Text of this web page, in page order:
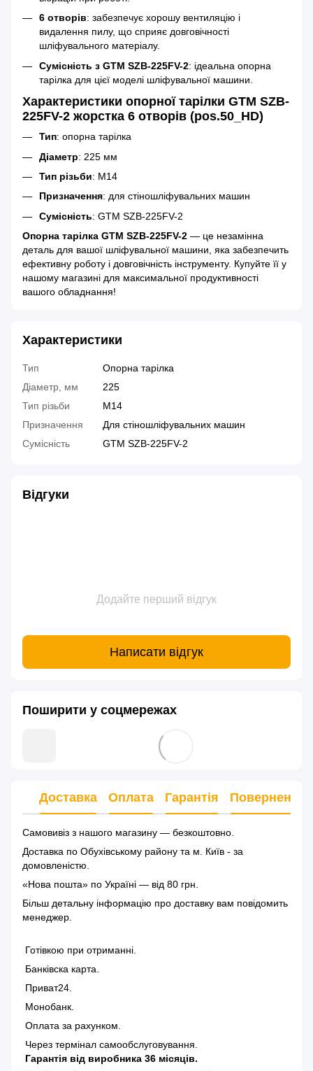
6 отворів: забезпечує хорошу вентиляцію і
видалення пилу, що сприяє довговічності
шліфувального матеріалу.
Сумісність з GTM SZB-225FV-2: ідеальна опорна
тарілка для цієї моделі шліфувальної машини.
Характеристики опорної тарілки GTM SZB-
225FV-2 жорстка 6 отворів (pos.50_HD)
Тип: опорна тарілка
Діаметр: 225 мм
Тип різьби: M14
Призначення: для стіношліфувальних машин
Сумісність: GTM SZB-225FV-2
Опорна тарілка GTM SZB-225FV-2 — це незамінна
деталь для вашої шліфувальної машини, яка забезпечить
ефективну роботу і довговічність інструменту. Купуйте її у
нашому магазині для максимальної продуктивності
вашого обладнання!
Характеристики
Тип
Опорна тарілка
Діаметр, мм
225
Тип різьби
М14
Призначення
Для стіношліфувальних машин
Сумісність
GTM SZB-225FV-2
Відгуки
Додайте перший відгук
Написати відгук
Поширити у соцмережах
Доставка Оплата Гарантія Повернення
Самовивіз з нашого магазину — безкоштовно.
Доставка по Обухівському району та м. Київ - за
домовленістю.
«Нова пошта» по Україні — від 80 грн.
Більш детальну інформацію про доставку вам повідомить
менеджер.
Готівкою при отриманні.
Банківска карта.
Приват24.
Монобанк.
Оплата за рахунком.
Через термінал самообслуговування.
Гарантія від виробника 36 місяців.